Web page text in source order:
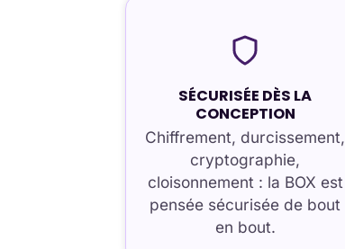
SÉCURISÉE DÈS LA
CONCEPTION
Chiffrement, durcissement,
cryptographie,
cloisonnement : la BOX est
pensée sécurisée de bout
en bout.